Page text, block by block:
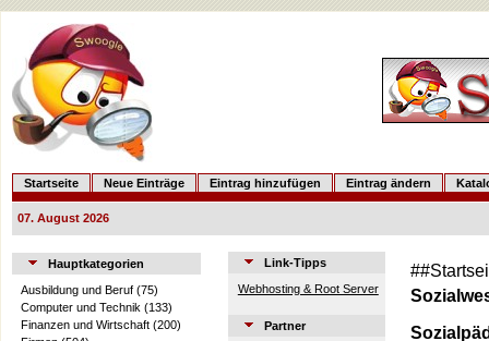
Startseite Neue Einträge Eintrag hinzufügen Eintrag ändern
07. August 2026
Hauptkategorien
Ausbildung und Beruf (75)
Computer und Technik (133)
Finanzen und Wirtschaft (200)
Link-Tipps
Webhosting & Root Server
Partner